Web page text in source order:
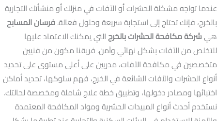
عندما تواجه مشكلة الحشرات أو الآفات في منزلك أو منشأتك التجارية
بالخرج، فإنك تحتاج إلى استجابة سريعة وحلول فعالة.فرسان المسابح
هيشركة مكافحة الحشرات بالخرجالتي يمكنك الاعتماد عليها
للتخلص من الآفات بشكل نهائي وآمن. فريقنا مكون من فنيين
متخصصين في مكافحة الآفات، مدربين على أعلى مستوى على تحديد
أنواع الحشرات والآفات الشائعة في الخرج، فهم سلوكها، تحديد أماكن
اختبائها ومصادر دخولها، وتطبيق خطة علاج شاملة ومخصصة لحالتك.
نستخدم أحدث أنواع المبيدات الحشرية ومواد المكافحة المعتمدة